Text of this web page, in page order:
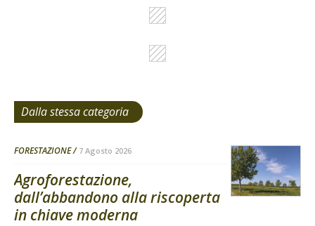
Dalla stessa categoria
FORESTAZIONE 7 Agosto 2026
Agroforestazione,
dall’abbandono alla riscoperta
in chiave moderna